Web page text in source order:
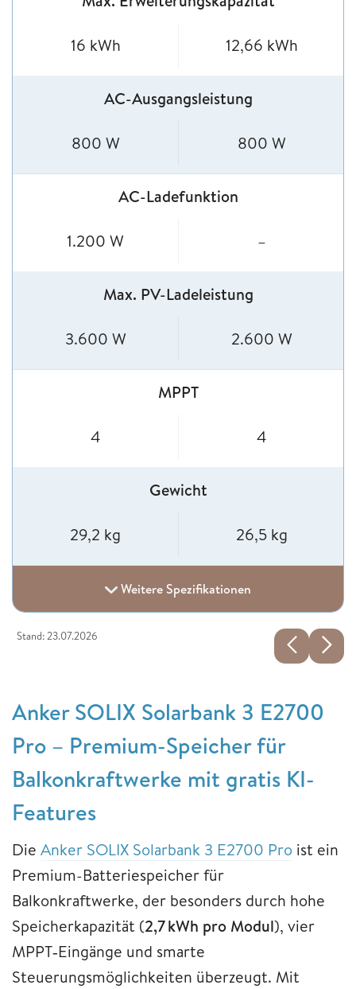
16 kWh 12,66 kWh
AC-Ausgangsleistung
800 W 800 W
AC-Ladefunktion
1.200 W –
Max. PV-Ladeleistung
3.600 W 2.600 W
MPPT
4 4
Gewicht
29,2 kg 26,5 kg
Weitere Spezifikationen
Stand: 23.07.2026
Anker SOLIX Solarbank 3 E2700
Pro – Premium-Speicher für
Balkonkraftwerke mit gratis KI-
Features
Die Anker SOLIX Solarbank 3 E2700 Pro ist ein
Premium-Batteriespeicher für
Balkonkraftwerke, der besonders durch hohe
Speicherkapazität (2,7 kWh pro Modul), vier
MPPT‑Eingänge und smarte
Steuerungsmöglichkeiten überzeugt. Mit